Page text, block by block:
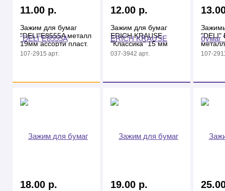
11.00 р.
Зажим для бумаг
"DELI"E8555A металл
19мм ассорти пласт.
кор.
107-2915 арт.
12.00 р.
Зажим для бумаг
ERICH KRAUSE
"Классика" 15 мм
черный
037-3942 арт.
"DELI"
пласт.
107-
18.00 р. 19.00 р.